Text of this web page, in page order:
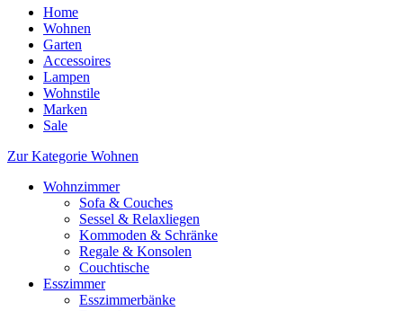
Home
Wohnen
Garten
Accessoires
Lampen
Wohnstile
Marken
Sale
Zur Kategorie Wohnen
Wohnzimmer
Sofa & Couches
Sessel & Relaxliegen
Kommoden & Schränke
Regale & Konsolen
Couchtische
Esszimmer
Esszimmerbänke